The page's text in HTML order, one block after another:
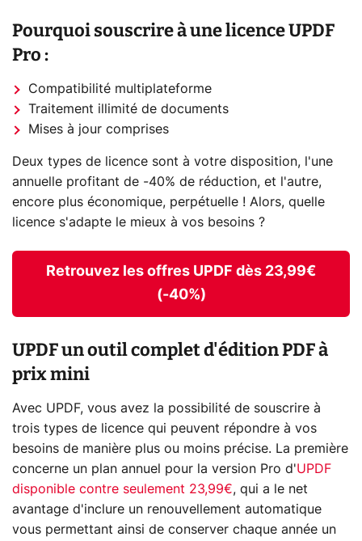
Pourquoi souscrire à une licence UPDF
Pro :
Compatibilité multiplateforme
Traitement illimité de documents
Mises à jour comprises
Deux types de licence sont à votre disposition, l'une
annuelle profitant de -40% de réduction, et l'autre,
encore plus économique, perpétuelle ! Alors, quelle
licence s'adapte le mieux à vos besoins ?
Retrouvez les offres UPDF dès 23,99€
(-40%)
UPDF un outil complet d'édition PDF à
prix mini
Avec UPDF, vous avez la possibilité de souscrire à
trois types de licence qui peuvent répondre à vos
besoins de manière plus ou moins précise. La première
concerne un plan annuel pour la version Pro d'UPDF
disponible contre seulement 23,99€, qui a le net
avantage d'inclure un renouvellement automatique
vous permettant ainsi de conserver chaque année un